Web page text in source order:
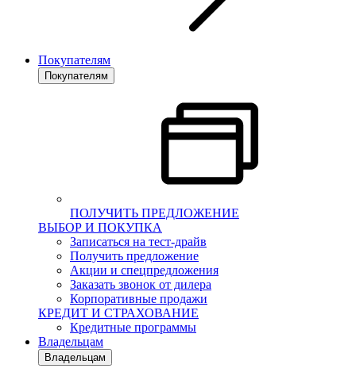
Покупателям
Покупателям
ПОЛУЧИТЬ ПРЕДЛОЖЕНИЕ
ВЫБОР И ПОКУПКА
Записаться на тест-драйв
Получить предложение
Акции и спецпредложения
Заказать звонок от дилера
Корпоративные продажи
КРЕДИТ И СТРАХОВАНИЕ
Кредитные программы
Владельцам
Владельцам